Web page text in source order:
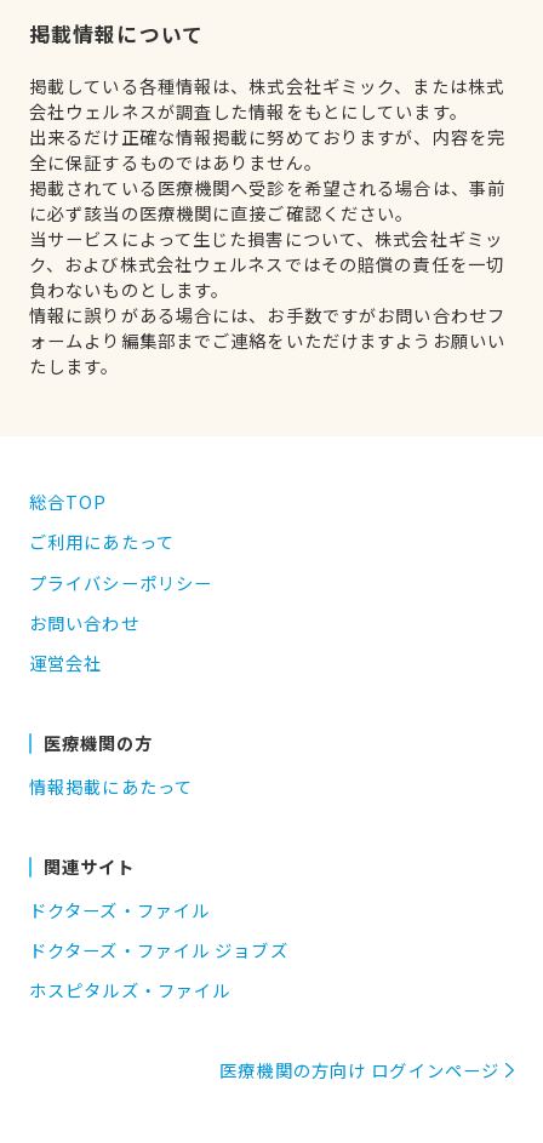
掲載情報について
掲載している各種情報は、株式会社ギミック、または株式
会社ウェルネスが調査した情報をもとにしています。
出来るだけ正確な情報掲載に努めておりますが、内容を完
全に保証するものではありません。
掲載されている医療機関へ受診を希望される場合は、事前
に必ず該当の医療機関に直接ご確認ください。
当サービスによって生じた損害について、株式会社ギミッ
ク、および株式会社ウェルネスではその賠償の責任を一切
負わないものとします。
情報に誤りがある場合には、お手数ですがお問い合わせフ
ォームより編集部までご連絡をいただけますようお願いい
たします。
総合TOP
ご利用にあたって
プライバシーポリシー
お問い合わせ
運営会社
医療機関の方
情報掲載にあたって
関連サイト
ドクターズ・ファイル
ドクターズ・ファイル ジョブズ
ホスピタルズ・ファイル
医療機関の方向け ログインページ